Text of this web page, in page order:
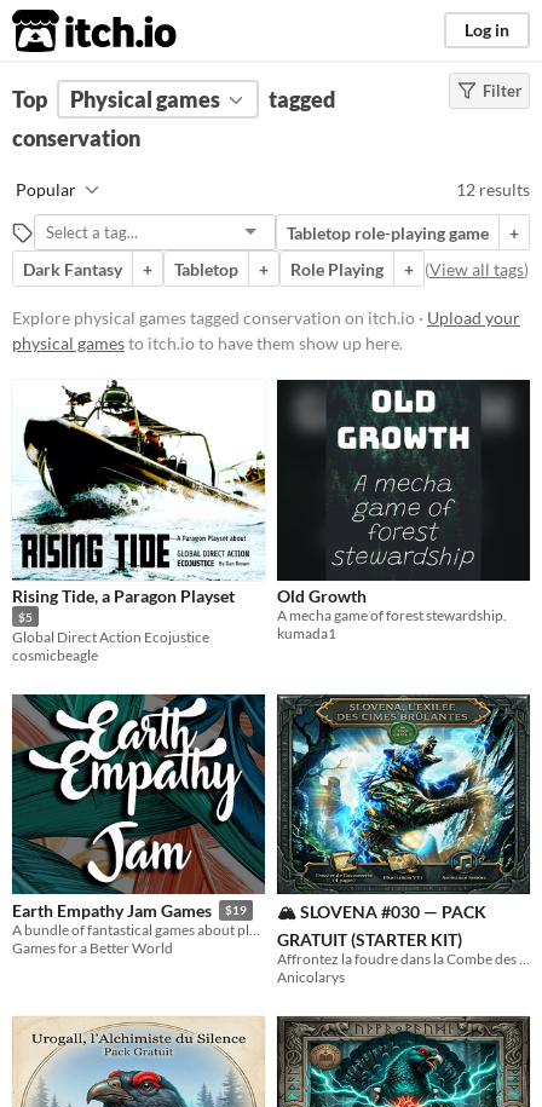
itch.io Log in
FILTER RESULTS (Clear)
Suggest description for this tag
Price
Free
Paid
$5 or less
$15 or less
Types
Tabletop role-playing game
Tabletop
LARP
Gameplay
Format
zine
Theme
Fantasy
Role Playing
Filter
Top Physical games
tagged
conservation
Popular 12 results
Tabletop role-playing game
+
Dark Fantasy
+ Tabletop + Role Playing + (View all tags)
Explore physical games tagged conservation on itch.io · Upload your
physical gamesto itch.io to have them show up here.
Rising Tide, a Paragon Playset
$5
Global Direct Action Ecojustice
cosmicbeagle
Old Growth
A mecha game of forest stewardship.
kumada1
Earth Empathy Jam Games $19
A bundle of fantastical games about plants, animals, and habitats, for charity
Games for a Better World
🏔️ SLOVENA #030 — PACK
GRATUIT (STARTER KIT)
Anicolarys